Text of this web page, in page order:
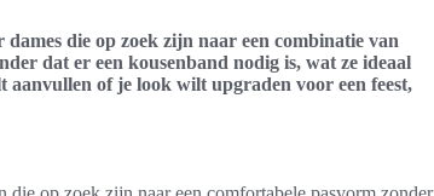
die op zoek zijn naar een combinatie van
dat er een kousenband nodig is, wat ze ideaal
aanvullen of je look wilt upgraden voor een feest,